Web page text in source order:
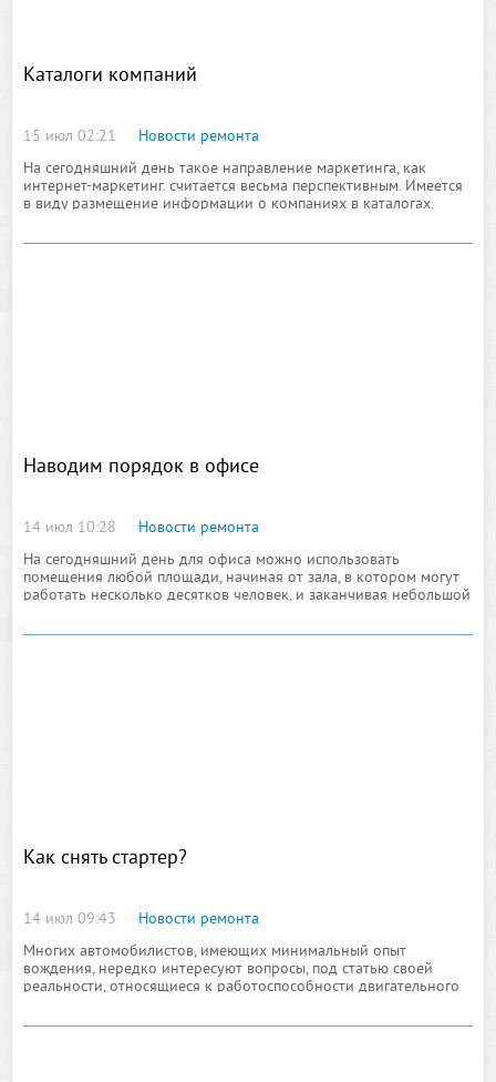
Каталоги компаний
15 июл 02:21
Новости ремонта
На сегодняшний день такое направление маркетинга, как
интернет-маркетинг. считается весьма перспективным. Имеется
в виду размещение информации о компаниях в каталогах.
Наводим порядок в офисе
14 июл 10:28
Новости ремонта
На сегодняшний день для офиса можно использовать
помещения любой площади, начиная от зала, в котором могут
работать несколько десятков человек, и заканчивая небольшой
Как снять стартер?
14 июл 09:43
Новости ремонта
Многих автомобилистов, имеющих минимальный опыт
вождения, нередко интересуют вопросы, под статью своей
реальности, относящиеся к работоспособности двигательного